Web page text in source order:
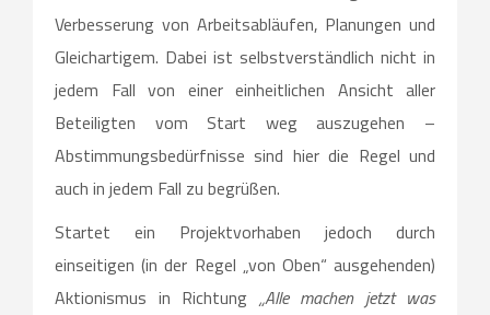
Verbesserung von Arbeitsabläufen, Planungen und
Gleichartigem. Dabei ist selbstverständlich nicht in
jedem Fall von einer einheitlichen Ansicht aller
Beteiligten vom Start weg auszugehen –
Abstimmungsbedürfnisse sind hier die Regel und
auch in jedem Fall zu begrüßen.
Startet ein Projektvorhaben jedoch durch
einseitigen (in der Regel „von Oben“ ausgehenden)
Aktionismus in Richtung „Alle machen jetzt was